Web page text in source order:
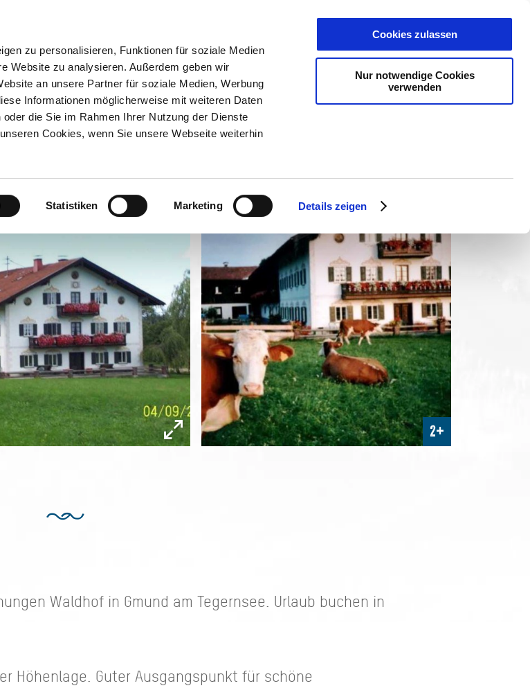
zu personalisieren, Funktionen für soziale Medien
Website zu analysieren. Außerdem geben wir
an unsere Partner für soziale Medien, Werbung
Informationen möglicherweise mit weiteren Daten
die Sie im Rahmen Ihrer Nutzung der Dienste
Cookies, wenn Sie unsere Webseite weiterhin
Statistiken Marketing Details zeigen
Cookies zulassen
Nur notwendige Cookies
verwenden
2+
Waldhof in Gmund am Tegernsee. Urlaub buchen in
Höhenlage. Guter Ausgangspunkt für schöne